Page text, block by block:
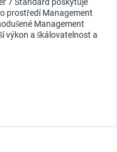
prostředí Management
Management
výkon a škálovatelnost a